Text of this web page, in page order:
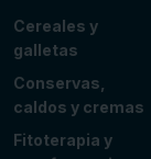
Cereales y
galletas
Conservas,
caldos y cremas
Fitoterapia y